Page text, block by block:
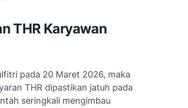
THR Karyawan
pada 20 Maret 2026, maka
THR dipastikan jatuh pada
seringkali mengimbau